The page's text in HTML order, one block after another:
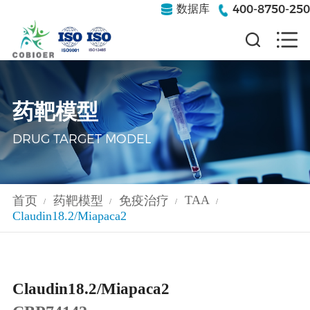
数据库 400-8750-250
药靶模型
DRUG TARGET MODEL
首页 / 药靶模型 / 免疫治疗 / TAA /
Claudin18.2/Miapaca2
Claudin18.2/Miapaca2